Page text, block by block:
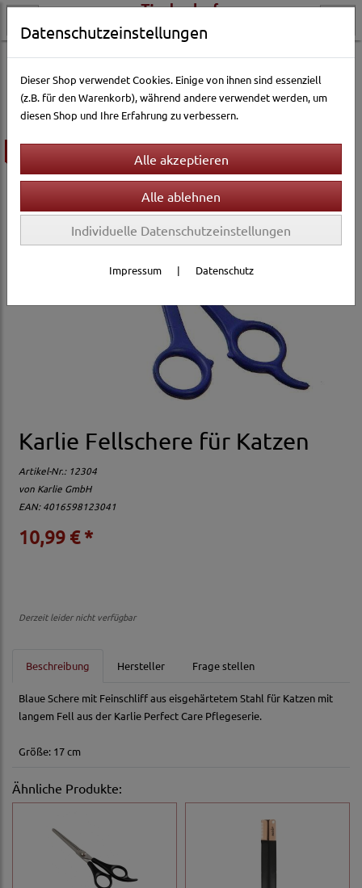
Katzenwelt Pflege & Gesundheit
Fellpflege
Trimmer & Scheren
Karlie Fellschere für Katzen
Artikel-Nr.: 12304
von Karlie GmbH
EAN: 4016598123041
10,99 € *
Derzeit leider nicht verfügbar
Beschreibung Hersteller Frage stellen
Blaue Schere mit Feinschliff aus eisgehärtetem Stahl für Katzen mit
langem Fell aus der Karlie Perfect Care Pflegeserie.
Größe: 17 cm
Ähnliche Produkte:
Datenschutzeinstellungen
Dieser Shop verwendet Cookies. Einige von ihnen sind essenziell
(z.B. für den Warenkorb), während andere verwendet werden, um
diesen Shop und Ihre Erfahrung zu verbessern.
Individuelle Datenschutzeinstellungen
Impressum | Datenschutz